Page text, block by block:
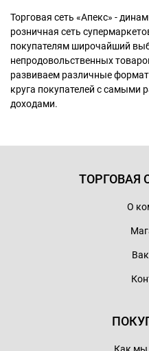
Торговая сеть «Апекс» -
розничная сеть
покупателям широчайший
непродовольственных
развиваем различные
круга покупателей с самыми
доходами.
ТОРГОВАЯ
О